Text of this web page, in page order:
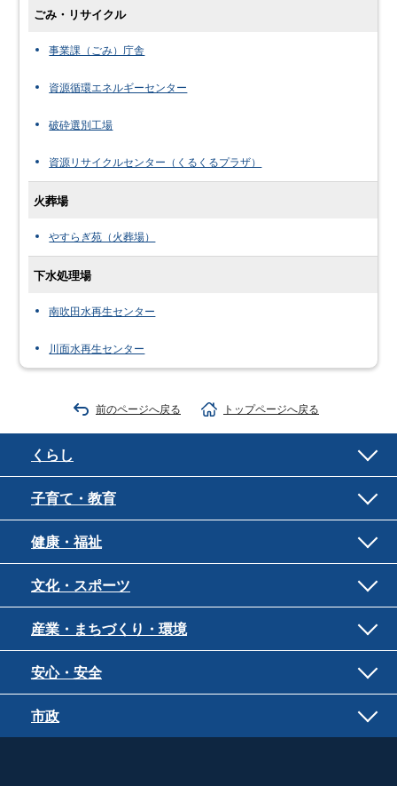
ごみ・リサイクル
事業課（ごみ）庁舎
資源循環エネルギーセンター
破砕選別工場
資源リサイクルセンター（くるくるプラザ）
火葬場
やすらぎ苑（火葬場）
下水処理場
南吹田水再生センター
川面水再生センター
前のページへ戻る トップページへ戻る
くらし
子育て・教育
健康・福祉
文化・スポーツ
産業・まちづくり・環境
安心・安全
市政